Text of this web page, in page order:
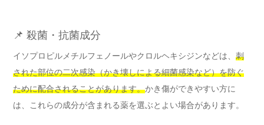
📌 殺菌・抗菌成分
イソプロピルメチルフェノールやクロルヘキシジンなどは、 刺
された部位の二次感染（かき壊しによる細菌感染など）を防ぐ
ために配合されることがあります。かき傷ができやすい方に
は、これらの成分が含まれる薬を選ぶとよい場合があります。